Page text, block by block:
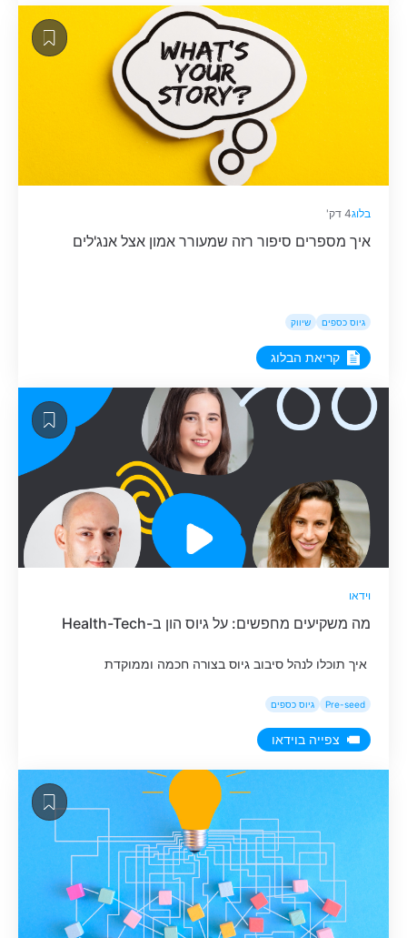
בלוג4 דק'
​​איך מספרים סיפור רזה שמעורר אמון אצל אנג'לים
גיוס כספים שיווק
קריאת הבלוג
וידאו
מה משקיעים מחפשים: על גיוס הון ב-Health-Tech
איך תוכלו לנהל סיבוב גיוס בצורה חכמה וממוקדת
Pre-seed גיוס כספים
צפייה בוידאו